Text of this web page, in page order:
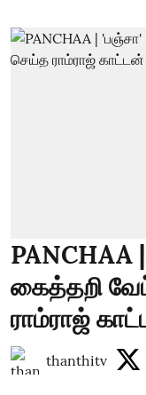
PANCHAA
கைத்தறி
ராம்ராஜ்
thanthitv